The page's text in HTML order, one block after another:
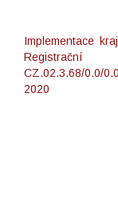
Implementace
CZ.02.3.68/0.0/
2020